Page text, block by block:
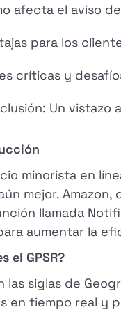
afecta el aviso
para los
críticas y
Un
minorista en
mejor.
llamada
aumentar la
el GPSR?
las siglas de
en tiempo real y